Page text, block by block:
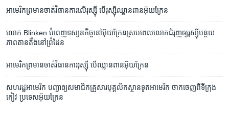
អាមេរិក​ព្រមាន​ចាត់​វិធាន​ការ​លើ​រុស្ស៊ី​ បើ​រុស្ស៊ី​ឈ្លានពាន​អ៊ុយក្រែន
លោក Blinken បំពេញ​ទស្សនកិច្ច​នៅ​អ៊ុយក្រែន​ស្របពេល​លោក​ជំរុញ​ឲ្យ​រុស្ស៊ី​បន្ថយ​
ភាព​តានតឹង​នៅ​ព្រំដែន
អាមេរិក​ព្រមាន​ចាត់​វិធាន​ការ​រុស្ស៊ី​ បើ​ឈ្លានពាន​អ៊ុយក្រែន
សហរដ្ឋអាមេរិក បញ្ជា​ឲ្យ​សមាជិក​គ្រួសារ​បុគ្គលិក​ស្ថានទូត​អាមេរិក ចាកចេញ​ពី​ទីក្រុង​
កៀវ ប្រទេស​អ៊ុយក្រែន